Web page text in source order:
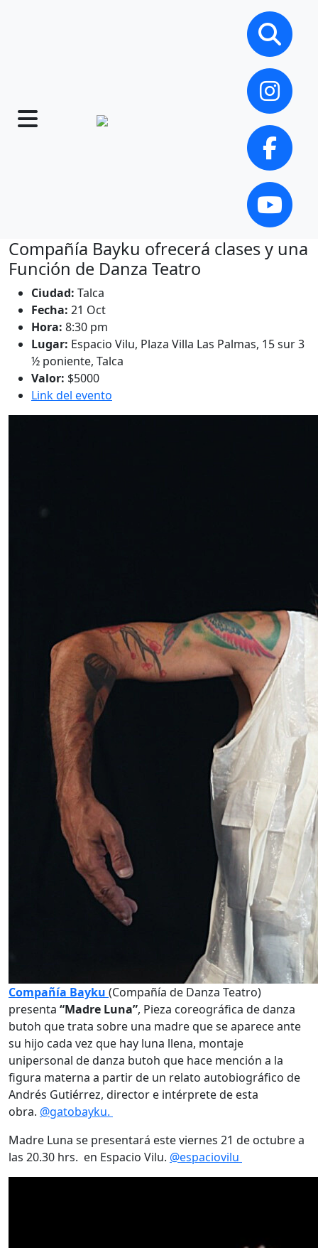
Compañía Bayku ofrecerá clases y una
Función de Danza Teatro
Ciudad: Talca
Fecha: 21 Oct
Hora: 8:30 pm
Lugar: Espacio Vilu, Plaza Villa Las Palmas, 15 sur 3
½ poniente, Talca
Valor: $5000
Link del evento
Compañía Bayku (Compañía de Danza Teatro)
presenta “Madre Luna”, Pieza coreográfica de danza
butoh que trata sobre una madre que se aparece ante
su hijo cada vez que hay luna llena, montaje
unipersonal de danza butoh que hace mención a la
figura materna a partir de un relato autobiográfico de
Andrés Gutiérrez, director e intérprete de esta
obra. @gatobayku.
Madre Luna se presentará este viernes 21 de octubre a
las 20.30 hrs. en Espacio Vilu. @espaciovilu